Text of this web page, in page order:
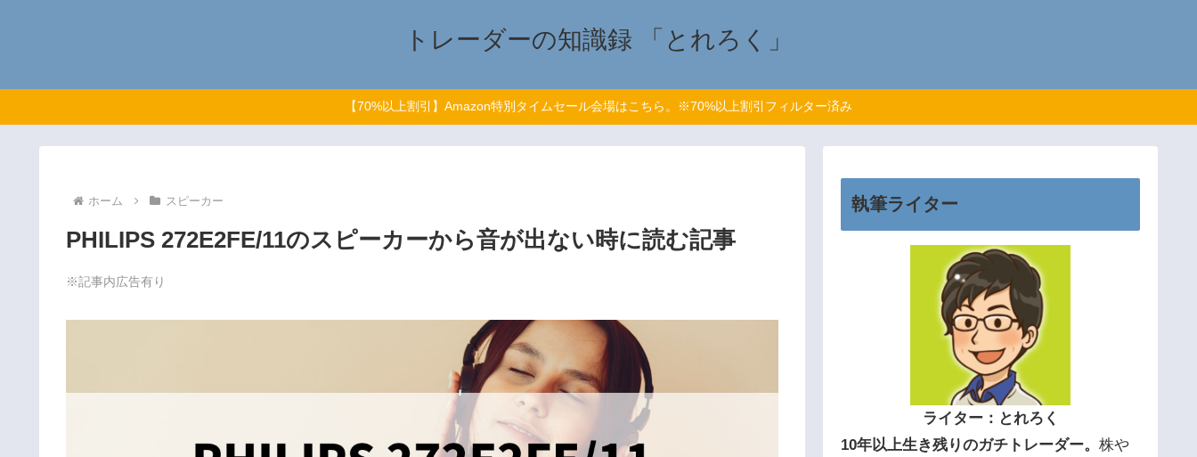
トレーダーの知識録 「とれろく」
【70%以上割引】Amazon特別タイムセール会場はこちら。※70%以上割引フィルター済み
ホーム スピーカー
PHILIPS 272E2FE/11のスピーカーから音が出ない時に読む記事
※記事内広告有り
執筆ライター
ライター：とれろく
10年以上生き残りのガチトレーダー。 株や